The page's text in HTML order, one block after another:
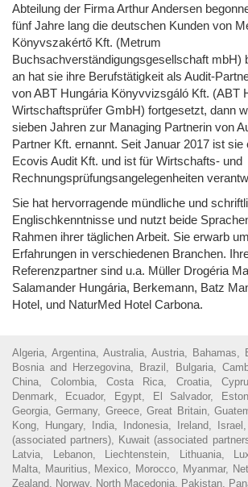
Abteilung der Firma Arthur Andersen
fünf Jahre lang die deutschen Kunden von
Könyvszakértő Kft. (Metrum
Buchsachverständigungsgesellschaft mbH)
an hat sie ihre Berufstätigkeit als Audit-
von ABT Hungária Könyvvizsgáló Kft. (ABT
Wirtschaftsprüfer GmbH) fortgesetzt, dann
sieben Jahren zur Managing Partnerin von
Partner Kft. ernannt. Seit Januar 2017 ist sie
Ecovis Audit Kft. und ist für Wirtschafts- und
Rechnungsprüfungsangelegenheiten
Sie hat hervorragende mündliche und
Englischkenntnisse und nutzt beide
Rahmen ihrer täglichen Arbeit. Sie erwarb
Erfahrungen in verschiedenen Branchen.
Referenzpartner sind u.a. Müller Drogéria
Salamander Hungária, Berkemann, Batz
Hotel, und NaturMed Hotel Carbona.
Algeria, Argentina, Australia, Austria, Bahamas,
Bosnia and Herzegovina, Brazil, Bulgaria,
China, Colombia, Costa Rica, Croatia,
Denmark, Ecuador, Egypt, El Salvador,
Georgia, Germany, Greece, Great Britain,
Kong, Hungary, India, Indonesia, Ireland,
(associated partners), Kuwait (associated
Latvia, Lebanon, Liechtenstein, Lithuania,
Malta, Mauritius, Mexico, Morocco, Myanmar,
Zealand, Norway, North Macedonia, Pakistan,